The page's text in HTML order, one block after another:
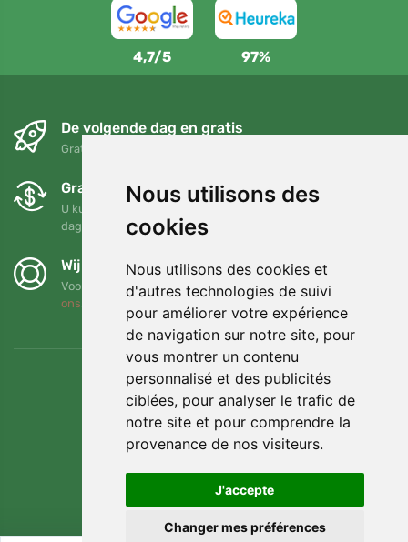
Nous utilisons des
cookies
Nous utilisons des cookies et
d'autres technologies de suivi
pour améliorer votre expérience
de navigation sur notre site, pour
vous montrer un contenu
personnalisé et des publicités
ciblées, pour analyser le trafic de
notre site et pour comprendre la
provenance de nos visiteurs.
J'accepte
Changer mes préférences
4,7/5 97%
De volgende dag en gratis
Gratis verzending voor bestellingen boven 95 EUR
Gratis ruilen en retourneren
U kunt uw bestelling op elk gewenst moment binnen 90
dagen retourneren of ruilen
Wij steunen Trees.org
Voor elke bestelling planten we een boom! Lees meer
ons